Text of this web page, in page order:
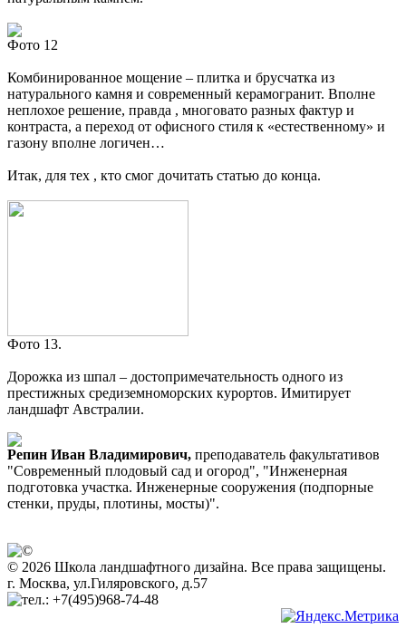
Фото 12
Комбинированное мощение – плитка и брусчатка из
натурального камня и современный керамогранит. Вполне
неплохое решение, правда , многовато разных фактур и
контраста, а переход от офисного стиля к «естественному» и
газону вполне логичен…
Итак, для тех , кто смог дочитать статью до конца.
Фото 13.
Дорожка из шпал – достопримечательность одного из
престижных средиземноморских курортов. Имитирует
ландшафт Австралии.
Репин Иван Владимирович, преподаватель факультативов
"Современный плодовый сад и огород", "Инженерная
подготовка участка. Инженерные сооружения (подпорные
стенки, пруды, плотины, мосты)".
© 2026 Школа ландшафтного дизайна. Все права защищены.
г. Москва, ул.Гиляровского, д.57
+7(495)968-74-48